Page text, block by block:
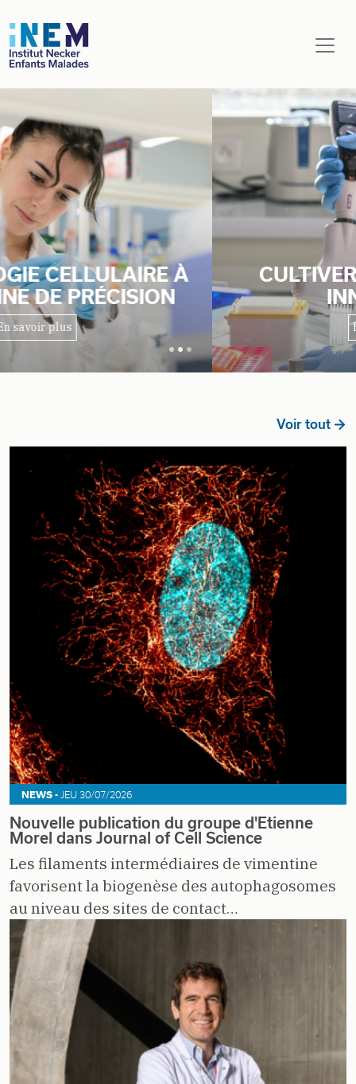
CULTIVER EXCELLENCE ET
INNOVATION
Voir tout
NEWS - JEU 30/07/2026
Nouvelle publication du groupe d'Etienne
Morel dans Journal of Cell Science
Les filaments intermédiaires de vimentine
favorisent la biogenèse des autophagosomes
au niveau des sites de contact…